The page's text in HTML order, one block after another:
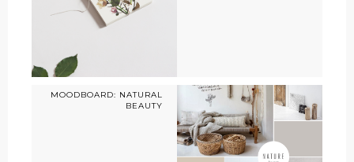
MOODBOARD: NATURAL
BEAUTY